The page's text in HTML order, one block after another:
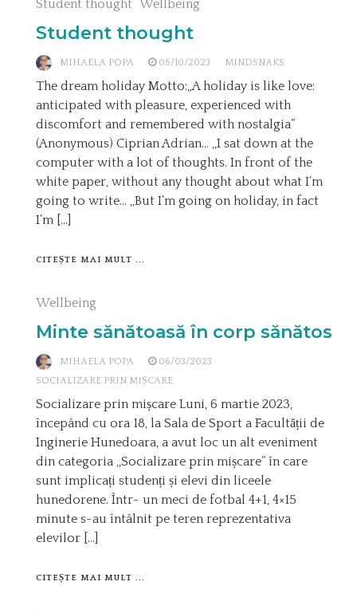
Student thought Wellbeing
Student thought
MIHAELA POPA 05/10/2023 MINDSNAKS
The dream holiday Motto:„A holiday is like love:
anticipated with pleasure, experienced with
discomfort and remembered with nostalgia”
(Anonymous) Ciprian Adrian… ,,I sat down at the
computer with a lot of thoughts. In front of the
white paper, without any thought about what I’m
going to write… ,,But I’m going on holiday, in fact
I’m […]
CITEȘTE MAI MULT ...
Wellbeing
Minte sănătoasă în corp sănătos
MIHAELA POPA
06/03/2023
SOCIALIZARE PRIN MIȘCARE
Socializare prin mișcare Luni, 6 martie 2023,
începând cu ora 18, la Sala de Sport a Facultății de
Inginerie Hunedoara, a avut loc un alt eveniment
din categoria ,,Socializare prin mișcare” în care
sunt implicați studenți și elevi din liceele
hunedorene. Într- un meci de fotbal 4+1, 4×15
minute s-au întâlnit pe teren reprezentativa
elevilor […]
CITEȘTE MAI MULT ...